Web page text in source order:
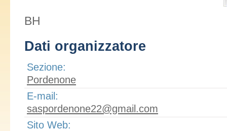
BH
Dati organizzatore
Sezione:
Pordenone
E-mail:
saspordenone22@gmail.com
Sito Web: